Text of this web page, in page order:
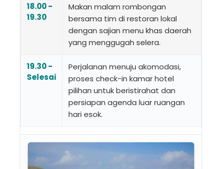
18.00 -
19.30
Makan malam rombongan
bersama tim di restoran lokal
dengan sajian menu khas daerah
yang menggugah selera.
19.30 -
Selesai
Perjalanan menuju akomodasi,
proses check-in kamar hotel
pilihan untuk beristirahat dan
persiapan agenda luar ruangan
hari esok.